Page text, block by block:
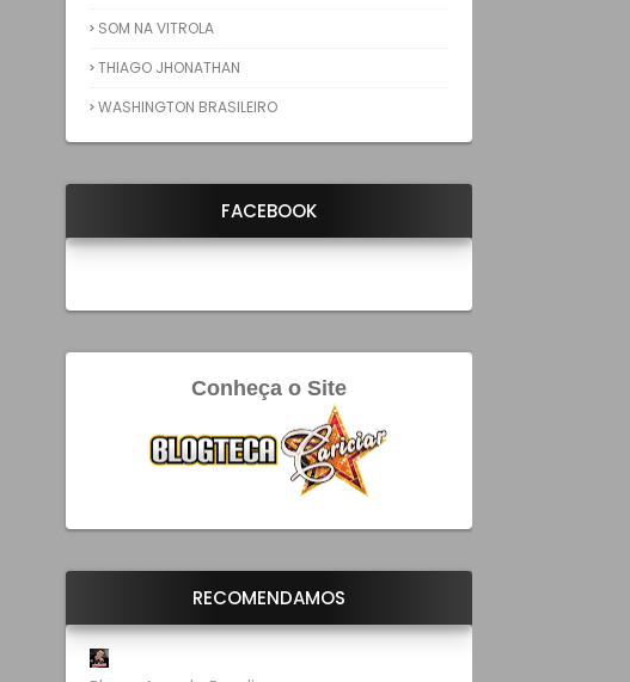
SOM NA VITROLA
THIAGO JHONATHAN
WASHINGTON BRASILEIRO
FACEBOOK
Conheça o Site
RECOMENDAMOS